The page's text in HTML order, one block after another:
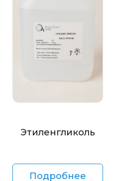
Этиленгликоль
Подробнее